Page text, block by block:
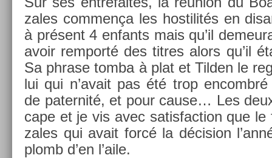
zales com­men­ça les hos­tilités en
à présent 4 en­fants mais qu’il
avoir re­mporté des tit­res alors qu’il
Sa phrase tomba à plat et Tild­en le
lui qui n’avait pas été trop
de pater­nité, et pour cause… Les
cape et je vis avec satis­fac­tion que
zales qui avait forcé la décis­ion
plomb d’en l’aile.